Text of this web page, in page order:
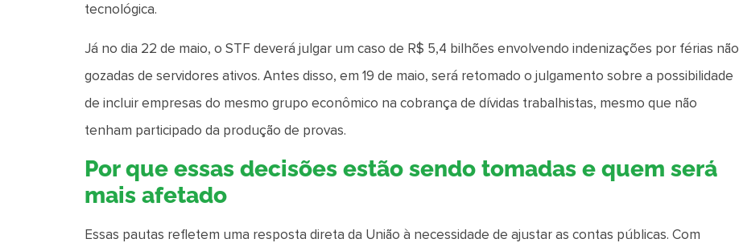
tecnológica.
Já no dia 22 de maio, o STF deverá julgar um caso de R$ 5,4 bilhões envolvendo indenizações por férias não
gozadas de servidores ativos. Antes disso, em 19 de maio, será retomado o julgamento sobre a possibilidade
de incluir empresas do mesmo grupo econômico na cobrança de dívidas trabalhistas, mesmo que não
tenham participado da produção de provas.
Por que essas decisões estão sendo tomadas e quem será
mais afetado
Essas pautas refletem uma resposta direta da União à necessidade de ajustar as contas públicas. Com